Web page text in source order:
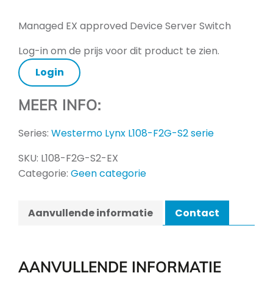
Managed EX approved Device Server Switch
Log-in om de prijs voor dit product te zien.
Login
MEER INFO:
Series: Westermo Lynx L108-F2G-S2 serie
SKU: L108-F2G-S2-EX
Categorie: Geen categorie
Aanvullende informatie Contact
AANVULLENDE INFORMATIE